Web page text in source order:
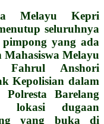
Melayu Kepri
seluruhnya
yang ada
Melayu
Fahrul Anshori
Kepolisian dalam
Barelang
lokasi dugaan
yang buka di